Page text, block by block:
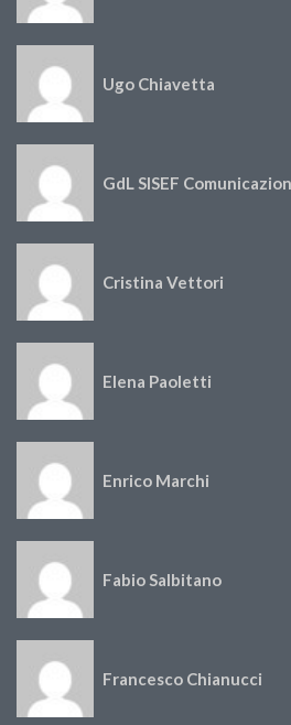
Ugo Chiavetta
GdL SISEF
Cristina Vettori
Elena Paoletti
Enrico Marchi
Fabio Salbitano
Francesco Chianucci